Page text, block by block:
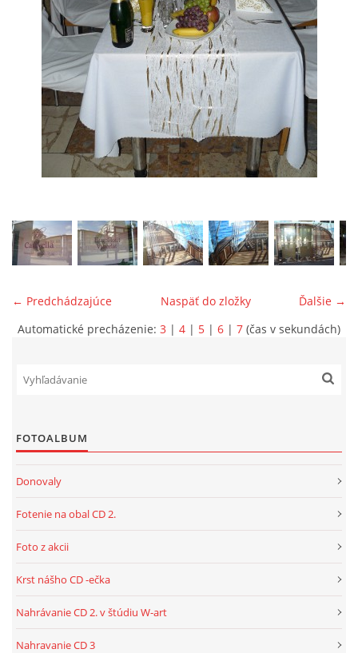
KONTAKTUJTE NÁS
← Predchádzajúce Ďalšie →
Naspäť do zložky
Automatické precházenie: 3 | 4 | 5 | 6 | 7 (čas v sekundách)
FOTOALBUM
Donovaly
Fotenie na obal CD 2.
Foto z akcii
Krst nášho CD -ečka
Nahrávanie CD 2. v štúdiu W-art
Nahravanie CD 3